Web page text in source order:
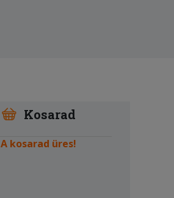
Kosarad
A kosarad üres!